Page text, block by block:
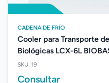
CADENA DE FRÍO
Cooler para Transporte
Biológicas LCX-6L
SKU: 19
Consultar